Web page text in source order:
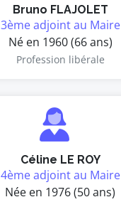
Bruno FLAJOLET
3ème adjoint au Maire
Né en 1960 (66 ans)
Profession libérale
Céline LE ROY
4ème adjoint au Maire
Née en 1976 (50 ans)